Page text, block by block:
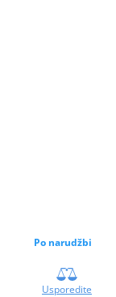
Po narudžbi
Usporedite